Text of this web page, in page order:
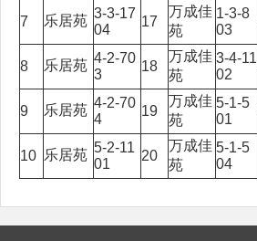
7 乐居苑 3-3-17
04
17
万成佳
苑
1-3-8
03
8 乐居苑 4-2-70
3
18
万成佳
苑
3-4-11
02
9 乐居苑 4-2-70
4
19
万成佳
苑
5-1-5
01
10 乐居苑 5-2-11
01
20
万成佳
苑
5-1-5
04